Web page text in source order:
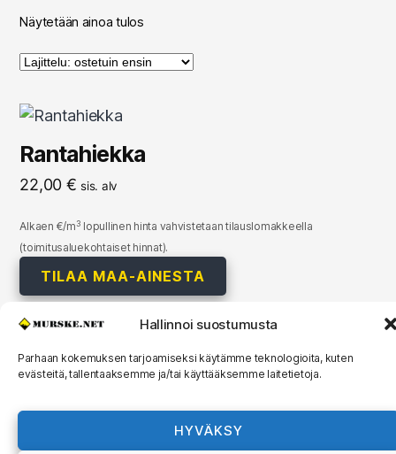
Hallinnoi suostumusta
Parhaan kokemuksen tarjoamiseksi käytämme teknologioita, kuten
evästeitä, tallentaaksemme ja/tai käyttääksemme laitetietoja.
HYVÄKSY
Näytetään ainoa tulos
Rantahiekka
22,00 € sis. alv
Alkaen €/m3 lopullinen hinta vahvistetaan tilauslomakkeella
(toimitusaluekohtaiset hinnat).
TILAA MAA-AINESTA
© 2026MURSKE.NET
Murske.net Suomi Oy:n toimitusehdot ja